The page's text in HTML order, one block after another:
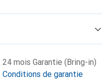
24 mois Garantie (Bring-in)
Conditions de garantie